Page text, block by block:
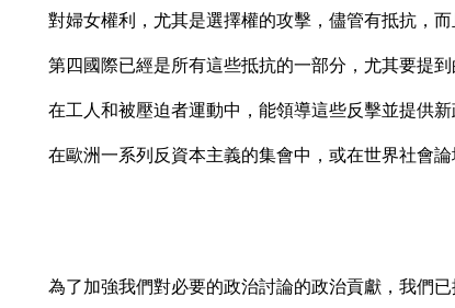
對婦女權利，尤其是選擇權的攻擊，儘管有抵抗，
第四國際已經是所有這些抵抗的一部分，尤其要提
在工人和被壓迫者運動中，能領導這些反擊並提供
在歐洲一系列反資本主義的集會中，或在世界社會
為了加強我們對必要的政治討論的政治貢獻，我們已